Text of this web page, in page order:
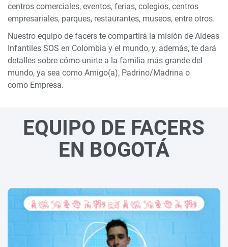
centros comerciales, eventos, ferias, colegios, centros
empresariales, parques, restaurantes, museos, entre otros.
Nuestro equipo de facers te compartirá la misión de Aldeas
Infantiles SOS en Colombia y el mundo, y, además, te dará
detalles sobre cómo unirte a la familia más grande del
mundo, ya sea como Amigo(a), Padrino/Madrina o
como Empresa.
EQUIPO DE FACERS
EN BOGOTÁ